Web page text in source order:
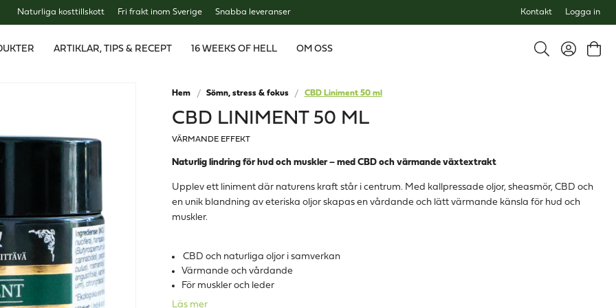
Naturliga kosttillskott Fri frakt inom Sverige Snabba leveranser Kontakt Logga in
ARTIKLAR, TIPS & RECEPT 16 WEEKS OF HELL OM OSS
Hem Sömn, stress & fokus CBD Liniment 50 ml
CBD LINIMENT 50 ML
VÄRMANDE EFFEKT
Naturlig lindring för hud och muskler – med CBD och värmande växtextrakt
Upplev ett liniment där naturens kraft står i centrum. Med kallpressade oljor, sheasmör, CBD och
en unik blandning av eteriska oljor skapas en vårdande och lätt värmande känsla för hud och
muskler.
CBD och naturliga oljor i samverkan
Värmande och vårdande
För muskler och leder
Läs mer